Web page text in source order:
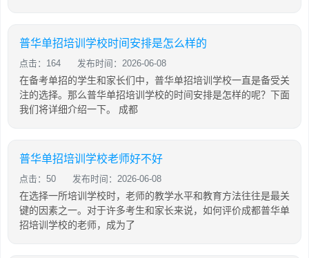
普华单招培训学校时间安排是怎么样的
点击：164 发布时间：2026-06-08
在备考单招的学生和家长们中，普华单招培训学校一直是备受关
注的选择。那么普华单招培训学校的时间安排是怎样的呢？下面
我们将详细介绍一下。 成都
普华单招培训学校老师好不好
点击：50 发布时间：2026-06-08
在选择一所培训学校时，老师的教学水平和教育方法往往是最关
键的因素之一。对于许多考生和家长来说，如何评价成都普华单
招培训学校的老师，成为了